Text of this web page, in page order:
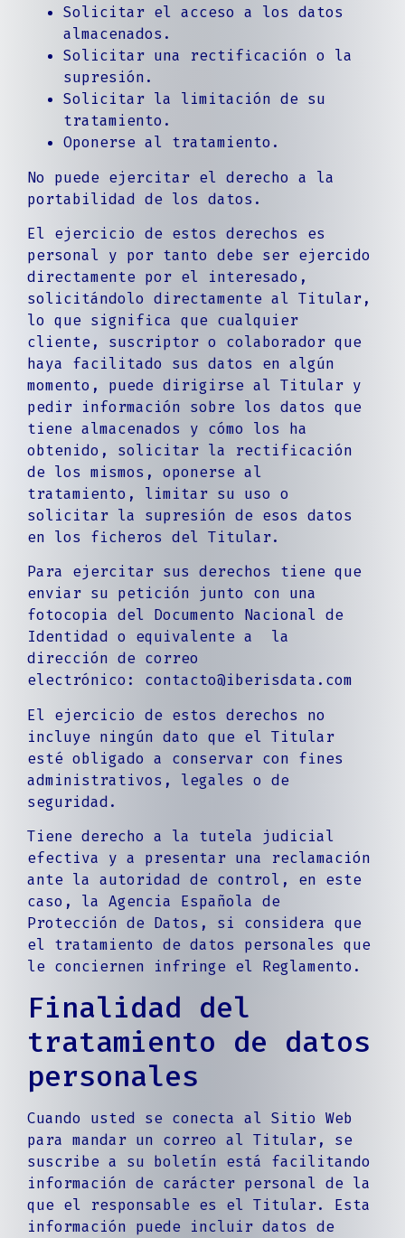
Solicitar el acceso a los datos
almacenados.
Solicitar una rectificación o la
supresión.
Solicitar la limitación de su
tratamiento.
Oponerse al tratamiento.
No puede ejercitar el derecho a la
portabilidad de los datos.
El ejercicio de estos derechos es
personal y por tanto debe ser ejercido
directamente por el interesado,
solicitándolo directamente al Titular,
lo que significa que cualquier
cliente, suscriptor o colaborador que
haya facilitado sus datos en algún
momento, puede dirigirse al Titular y
pedir información sobre los datos que
tiene almacenados y cómo los ha
obtenido, solicitar la rectificación
de los mismos, oponerse al
tratamiento, limitar su uso o
solicitar la supresión de esos datos
en los ficheros del Titular.
Para ejercitar sus derechos tiene que
enviar su petición junto con una
fotocopia del Documento Nacional de
Identidad o equivalente a la
dirección de correo
electrónico: contacto@iberisdata.com
El ejercicio de estos derechos no
incluye ningún dato que el Titular
esté obligado a conservar con fines
administrativos, legales o de
seguridad.
Tiene derecho a la tutela judicial
efectiva y a presentar una reclamación
ante la autoridad de control, en este
caso, la Agencia Española de
Protección de Datos, si considera que
el tratamiento de datos personales que
le conciernen infringe el Reglamento.
Finalidad del
tratamiento de datos
personales
Cuando usted se conecta al Sitio Web
para mandar un correo al Titular, se
suscribe a su boletín está facilitando
información de carácter personal de la
que el responsable es el Titular. Esta
información puede incluir datos de